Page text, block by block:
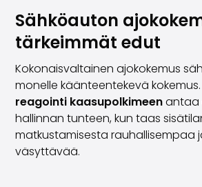
Sähköauton
tärkeimmät edut
Kokonaisvaltainen ajokokemus
monelle käänteentekevä kokemus.
reagointi kaasupolkimeenantaa
hallinnan tunteen, kun taas
matkustamisesta rauhallisempaa
väsyttävää.